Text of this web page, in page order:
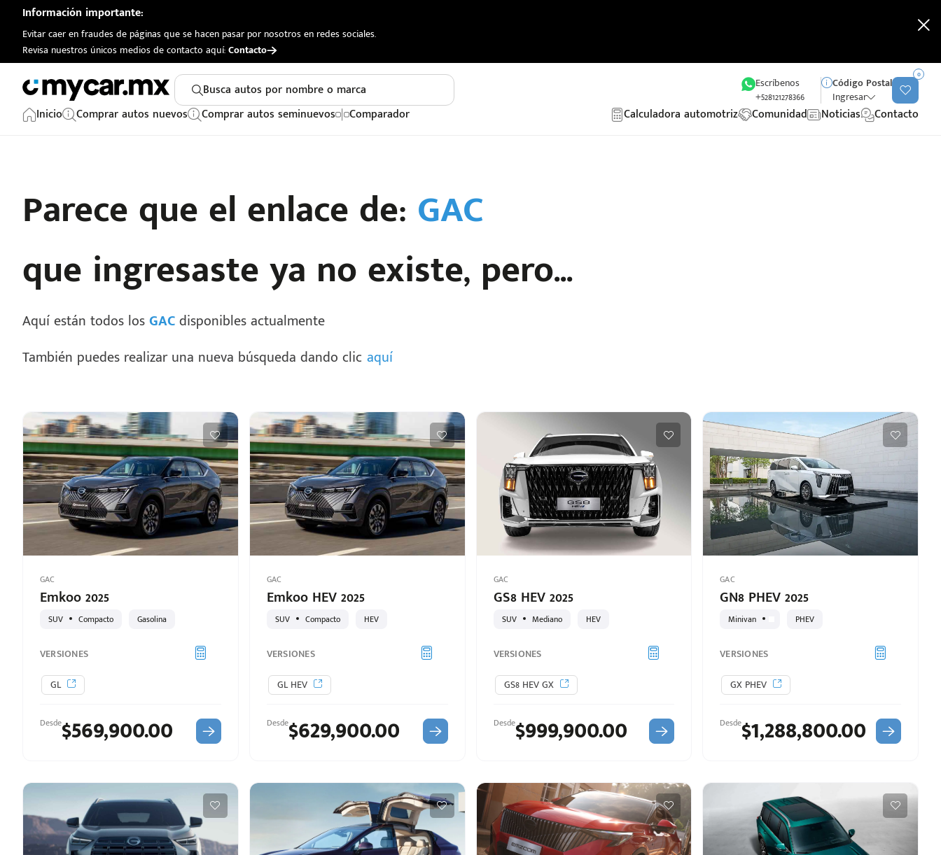
Información importante:
Evitar caer en fraudes de páginas que se hacen pasar por nosotros en redes sociales.
Revisa nuestros únicos medios de contacto aquí:Contacto
Busca autos por nombre o marca
Escríbenos
+528121278366
Código Postal
Ingresar
0
Inicio Comprar autos nuevos Comprar autos seminuevos Comparador Calculadora automotriz Comunidad Noticias Contacto
Parece que el enlace de: GAC
que ingresaste ya no existe, pero...
Aquí están todos losGACdisponibles actualmente
También puedes realizar una nueva búsqueda dando clic aquí
Emkoo 2025
GAC
SUV Compacto Gasolina
VERSIONES
GL
$569,900.00
Desde
Emkoo HEV 2025
GAC
SUV Compacto HEV
VERSIONES
GL HEV
$629,900.00
Desde
GS8 HEV 2025
GAC
SUV Mediano HEV
VERSIONES
GS8 HEV GX
$999,900.00
Desde
GN8 PHEV 2025
GAC
Minivan PHEV
VERSIONES
GX PHEV
$1,288,800.00
Desde